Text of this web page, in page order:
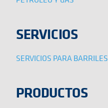
SERVICIOS
SERVICIOS PARA BARRILES
PRODUCTOS